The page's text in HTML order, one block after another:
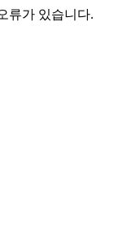
류가 있습니다.